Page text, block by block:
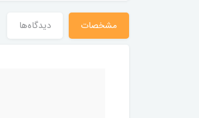
مشخصات دیدگاه‌ها